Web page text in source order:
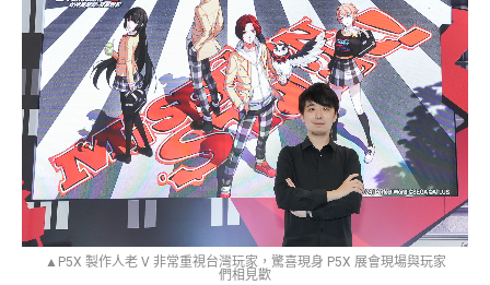
▲P5X 製作人老 V 非常重視台灣玩家，驚喜現身 P5X 展會現場與玩家
們相見歡